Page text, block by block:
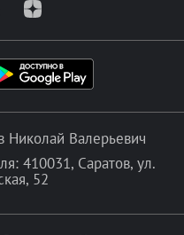
Николай Валерьевич
410031, Саратов, ул.
52